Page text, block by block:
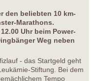
den beliebten 10 km-
Marathons.
Uhr beim Power-
Weg neben
- das Startgeld geht
Stiftung. Bei dem
Tempo